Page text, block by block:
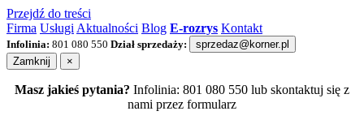
Przejdź do treści
Firma Usługi Aktualności Blog E-rozrys Kontakt
Infolinia: 801 080 550 Dział sprzedaży:
sprzedaz@korner.pl
Zamknij
×
Masz jakieś pytania? Infolinia: 801 080 550 lub skontaktuj się z
nami przez formularz